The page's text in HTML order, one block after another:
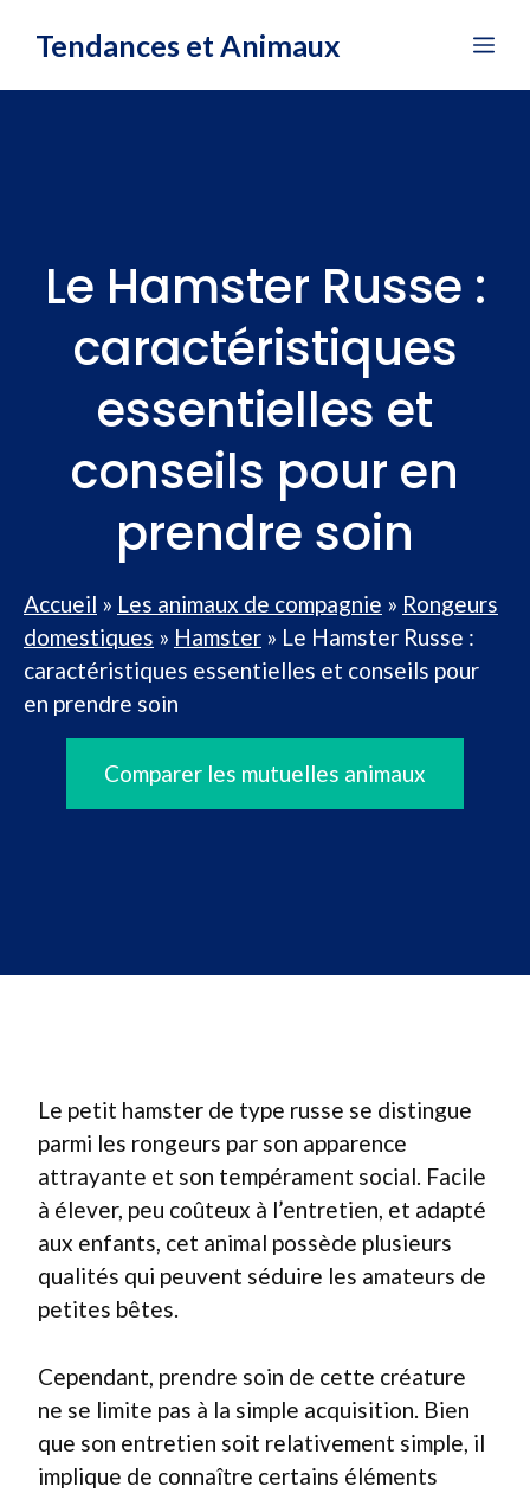
Tendances et Animaux
Le Hamster Russe :
caractéristiques
essentielles et
conseils pour en
prendre soin
Accueil » Les animaux de compagnie » Rongeurs
domestiques » Hamster » Le Hamster Russe :
caractéristiques essentielles et conseils pour
en prendre soin
Comparer les mutuelles animaux
Le petit hamster de type russe se distingue
parmi les rongeurs par son apparence
attrayante et son tempérament social. Facile
à élever, peu coûteux à l’entretien, et adapté
aux enfants, cet animal possède plusieurs
qualités qui peuvent séduire les amateurs de
petites bêtes.
Cependant, prendre soin de cette créature
ne se limite pas à la simple acquisition. Bien
que son entretien soit relativement simple, il
implique de connaître certains éléments